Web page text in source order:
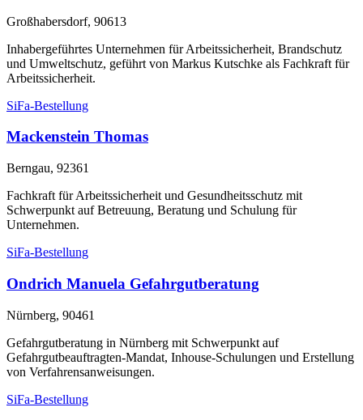
Großhabersdorf, 90613
Inhabergeführtes Unternehmen für Arbeitssicherheit, Brandschutz
und Umweltschutz, geführt von Markus Kutschke als Fachkraft für
Arbeitssicherheit.
SiFa-Bestellung
Mackenstein Thomas
Berngau, 92361
Fachkraft für Arbeitssicherheit und Gesundheitsschutz mit
Schwerpunkt auf Betreuung, Beratung und Schulung für
Unternehmen.
SiFa-Bestellung
Ondrich Manuela Gefahrgutberatung
Nürnberg, 90461
Gefahrgutberatung in Nürnberg mit Schwerpunkt auf
Gefahrgutbeauftragten-Mandat, Inhouse-Schulungen und Erstellung
von Verfahrensanweisungen.
SiFa-Bestellung